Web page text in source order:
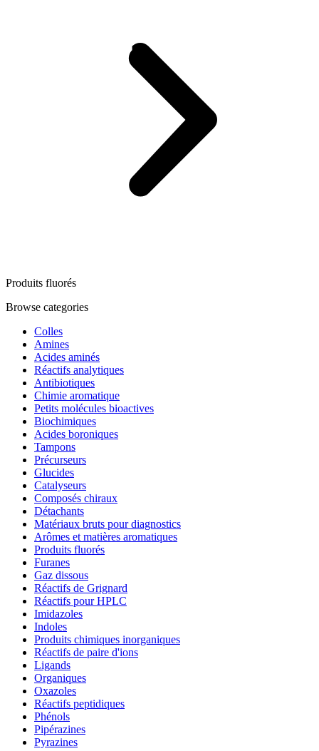
Produits fluorés
Browse categories
Colles
Amines
Acides aminés
Réactifs analytiques
Antibiotiques
Chimie aromatique
Petits molécules bioactives
Biochimiques
Acides boroniques
Tampons
Précurseurs
Glucides
Catalyseurs
Composés chiraux
Détachants
Matériaux bruts pour diagnostics
Arômes et matières aromatiques
Produits fluorés
Furanes
Gaz dissous
Réactifs de Grignard
Réactifs pour HPLC
Imidazoles
Indoles
Produits chimiques inorganiques
Réactifs de paire d'ions
Ligands
Organiques
Oxazoles
Réactifs peptidiques
Phénols
Pipérazines
Pyrazines